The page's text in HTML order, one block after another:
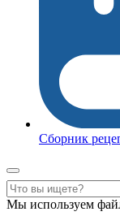
Сборник
Мы используем